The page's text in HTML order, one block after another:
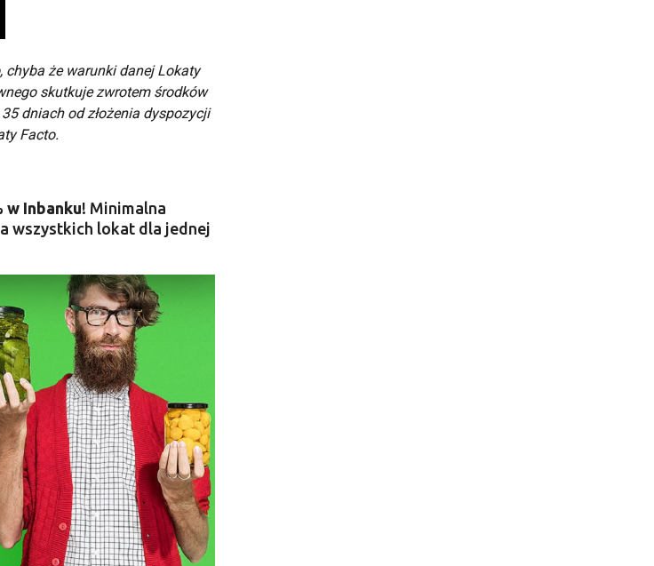
że warunki danej Lokaty
skutkuje zwrotem środków
dniach od złożenia dyspozycji
Facto.
w Inbanku! Minimalna
wszystkich lokat dla jednej